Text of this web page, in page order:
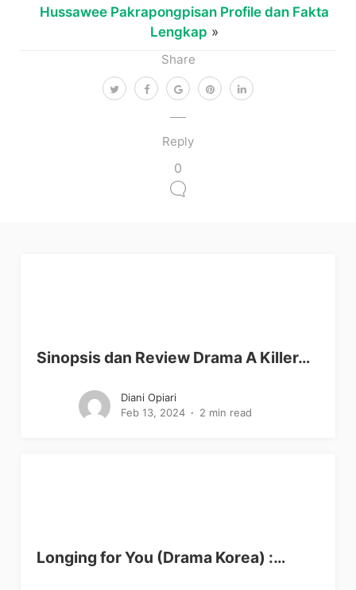
Share
Reply
0
Hussawee Pakrapongpisan Profile dan Fakta
Lengkap »
Sinopsis dan Review Drama A Killer…
Diani Opiari
Feb 13, 2024
2 min read
Longing for You (Drama Korea) :…